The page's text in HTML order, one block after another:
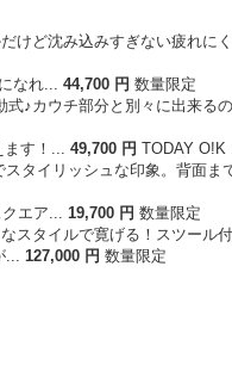
なれ... 44,700 円 数量限定
ます！... 49,700 円 TODAY O!K
エア... 19,700 円 数量限定
... 127,000 円 数量限定